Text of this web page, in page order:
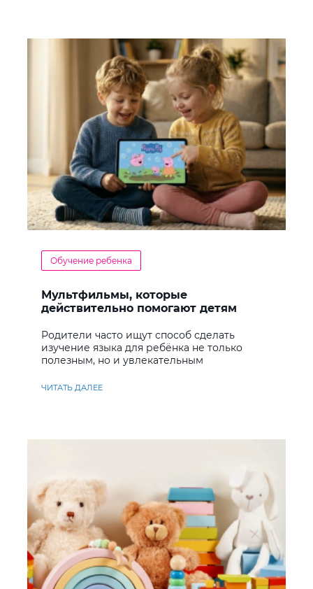
Обучение ребенка
Мультфильмы, которые
действительно помогают детям
Родители часто ищут способ сделать
изучение языка для ребёнка не только
полезным, но и увлекательным
ЧИТАТЬ ДАЛЕЕ